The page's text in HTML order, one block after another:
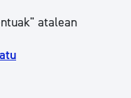
atalean